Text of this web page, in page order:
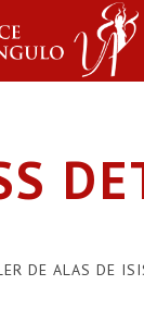
DE ALAS DE